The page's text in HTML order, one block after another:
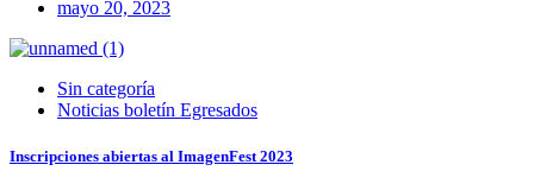
mayo 20, 2023
Sin categoría
Noticias boletín Egresados
Inscripciones abiertas al ImagenFest 2023